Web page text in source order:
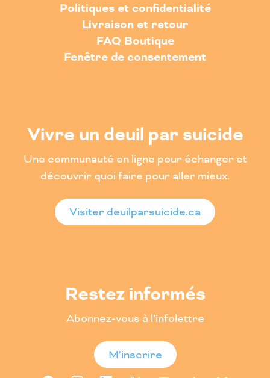
Politiques et confidentialité
Livraison et retour
FAQ Boutique
Fenêtre de consentement
Vivre un deuil par suicide
Une communauté en ligne pour échanger et
découvrir quoi faire pour aller mieux.
Visiter deuilparsuicide.ca
Restez informés
Abonnez-vous à l’infolettre
M'inscrire